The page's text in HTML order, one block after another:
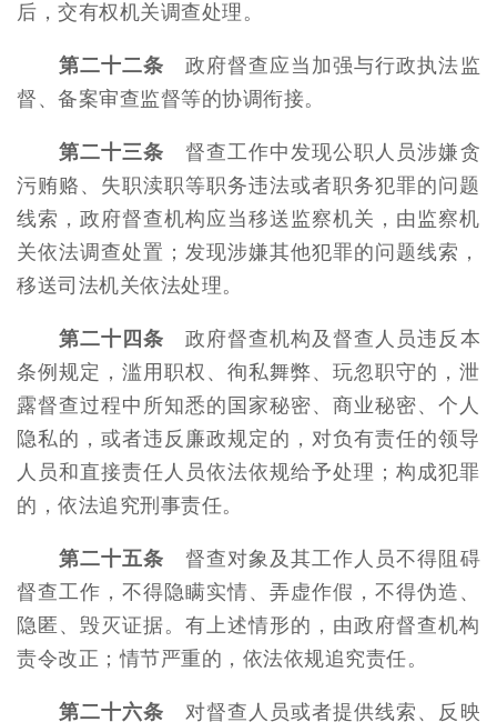
后，交有权机关调查处理。
第二十二条 政府督查应当加强与行政执法监
督、备案审查监督等的协调衔接。
第二十三条督查工作中发现公职人员涉嫌贪
污贿赂、失职渎职等职务违法或者职务犯罪的问题
线索，政府督查机构应当移送监察机关，由监察机
关依法调查处置；发现涉嫌其他犯罪的问题线索，
移送司法机关依法处理。
第二十四条 政府督查机构及督查人员违反本
条例规定，滥用职权、徇私舞弊、玩忽职守的，泄
露督查过程中所知悉的国家秘密、商业秘密、个人
隐私的，或者违反廉政规定的，对负有责任的领导
人员和直接责任人员依法依规给予处理；构成犯罪
的，依法追究刑事责任。
第二十五条 督查对象及其工作人员不得阻碍
督查工作，不得隐瞒实情、弄虚作假，不得伪造、
隐匿、毁灭证据。有上述情形的，由政府督查机构
责令改正；情节严重的，依法依规追究责任。
第二十六条 对督查人员或者提供线索、反映